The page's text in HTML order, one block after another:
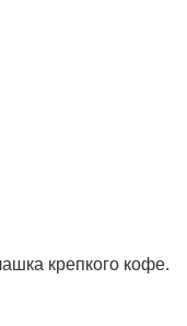
крепкого кофе.